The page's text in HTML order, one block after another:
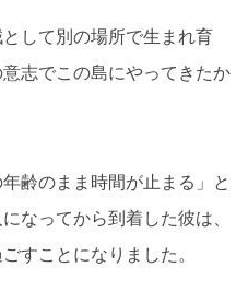
して別の場所で生まれ育
志でこの島にやってきたか
齢のまま時間が止まる」と
なってから到着した彼は、
すことになりました。